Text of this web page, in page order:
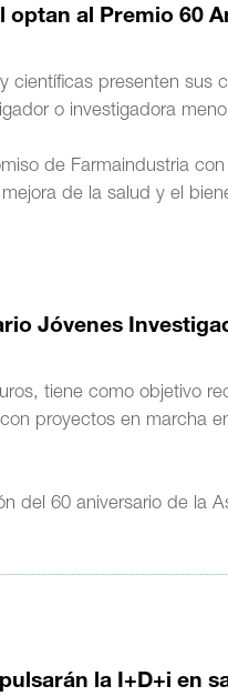
al Premio 60
científicas presenten sus
o investigadora
de Farmaindustria
de la salud y el
Jóvenes
tiene como objetivo
proyectos en marcha
del 60 aniversario de la
la I+D+i en